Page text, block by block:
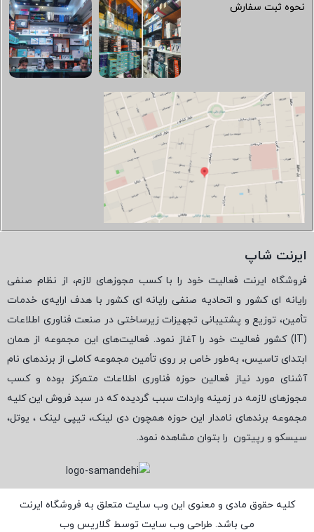
نحوه ثبت سفارش
ایرنت شاپ
فروشگاه ایرنت فعالیت خود را با کسب مجوزهای لازم، از نظام صنفی
رایانه ای کشور و اتحادیه صنفی رایانه ای کشور با هدف ارایه‌ی خدمات
تأمین، توزیع و پشتیبانی تجهیزات زیرساختی در صنعت فناوری اطلاعات
(
IT) کشور فعالیت خود را آغاز نمود. فعالیت‌های این مجموعه از همان
ابتدای تاسیس، به‌طور خاص بر روی تأمین مجموعه کاملی از برندهای نام
آشنای مورد نیاز فعالین حوزه فناوری اطلاعات متمرکز بوده و کسب
مجوزهای لازمه در زمینه واردات سبب گردیده که در سبد فروش این کلیه
مجموعه برندهای نامدار این حوزه همچون دی لینک، تیپی لینک ، یوتل،
سیسکو و رپیتون را بتوان مشاهده نمود.
کلیه حقوق مادی و معنوی این وب سایت متعلق به فروشگاه ایرنت
می باشد. طراحی وب سایت توسط گلاریس وب